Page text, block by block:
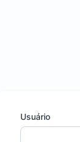
Usuário